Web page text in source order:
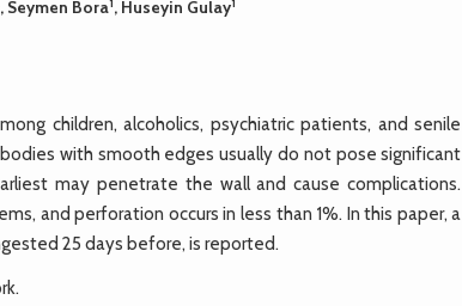
, Seymen Bora , Huseyin Gulay
children, alcoholics, psychiatric patients, and senile
with smooth edges usually do not pose significant
may penetrate the wall and cause complications.
and perforation occurs in less than 1%. In this paper, a
25 days before, is reported.